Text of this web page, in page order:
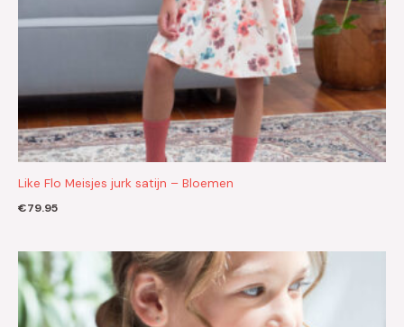
Like Flo Meisjes jurk satijn – Bloemen
€79.95